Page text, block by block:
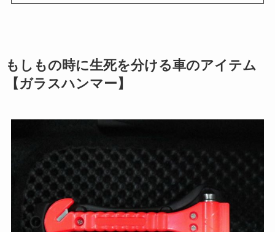
もしもの時に生死を分ける車のアイテム
【ガラスハンマー】